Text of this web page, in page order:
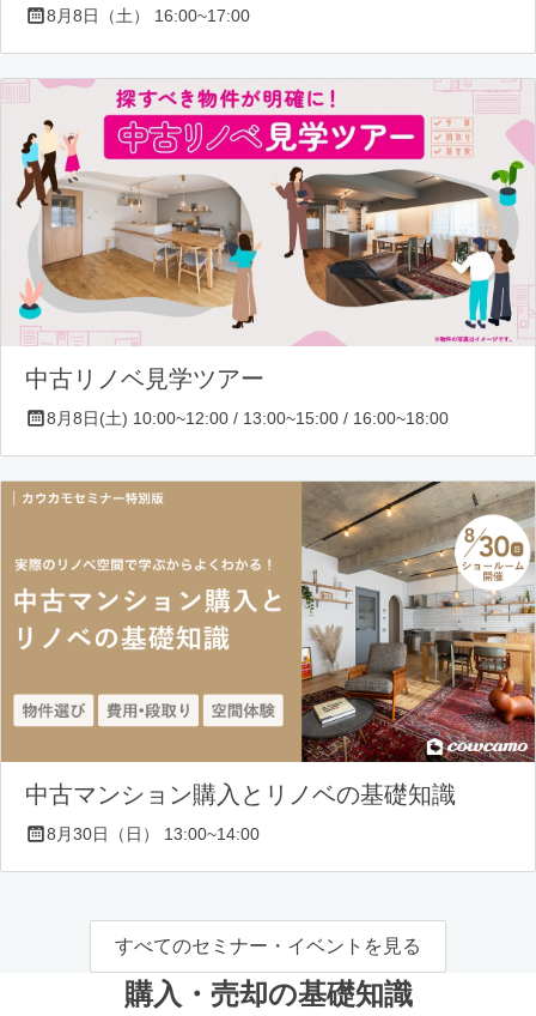
8月8日（土） 16:00~17:00
中古リノベ見学ツアー
8月8日(土) 10:00~12:00 / 13:00~15:00 / 16:00~18:00
中古マンション購入とリノベの基礎知識
8月30日（日） 13:00~14:00
すべてのセミナー・イベントを見る
購入・売却の基礎知識